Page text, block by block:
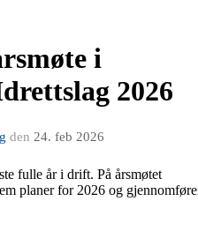
i
2026
den 24. feb 2026
fulle år i drift. På årsmøtet
planer for 2026 og